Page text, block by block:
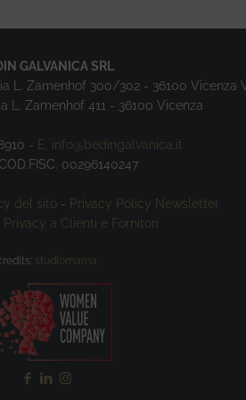
GALVANICA SRL
L. Zamenhof 300/302 - 36100 Vicenza
L. Zamenhof 411 - 36100 Vicenza
- E. info@bedingalvanica.it
00296140247
del sito- Privacy Policy Newsletter
Privacy a Clienti e Fornitori
studiomama